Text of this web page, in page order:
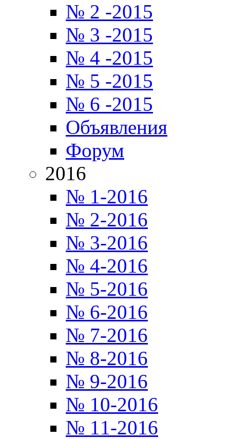
№ 2 -2015
№ 3 -2015
№ 4 -2015
№ 5 -2015
№ 6 -2015
Объявления
Форум
2016
№ 1-2016
№ 2-2016
№ 3-2016
№ 4-2016
№ 5-2016
№ 6-2016
№ 7-2016
№ 8-2016
№ 9-2016
№ 10-2016
№ 11-2016